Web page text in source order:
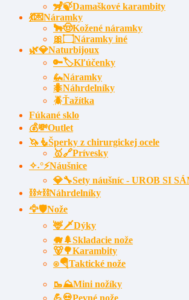
🦨🍃Damaškové karambity
💃💌Náramky
🐂🤠Kožené náramky
🎀۝Náramky iné
🌿💎Naturbijoux
🔑🏷️Kľúčenky
🦗Náramky
🐜Náhrdelníky
🪲Ťažítka
Fúkané sklo
💰💸Outlet
🦄🧜Šperky z chirurgickej ocele
🥇🔗Prívesky
✧˖°⚡Náušnice
💎🔧Sety náušníc - UROB SI
⛓⭐⛓️Náhrdelníky
🦅🛡️Nože
🦌🗡Dýky
🐗🌲Skladacie nože
🐻🌳Karambity
⍟🪂Taktické nože
🥾⛰️Mini nožíky
💪💀Pevné nože